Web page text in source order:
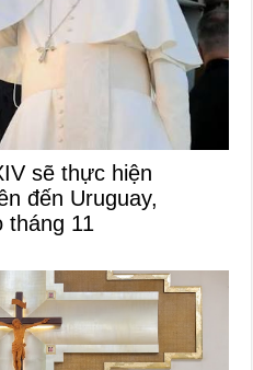
sẽ thực hiện
đến Uruguay,
tháng 11